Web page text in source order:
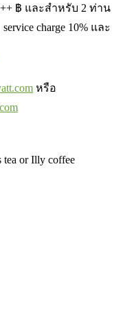
฿ และสำหรับ 2 ท่าน
charge 10% และ
หรือ
tea or Illy coffee